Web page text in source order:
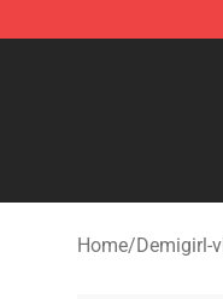
The Pride Shop
Home/Demigirl-